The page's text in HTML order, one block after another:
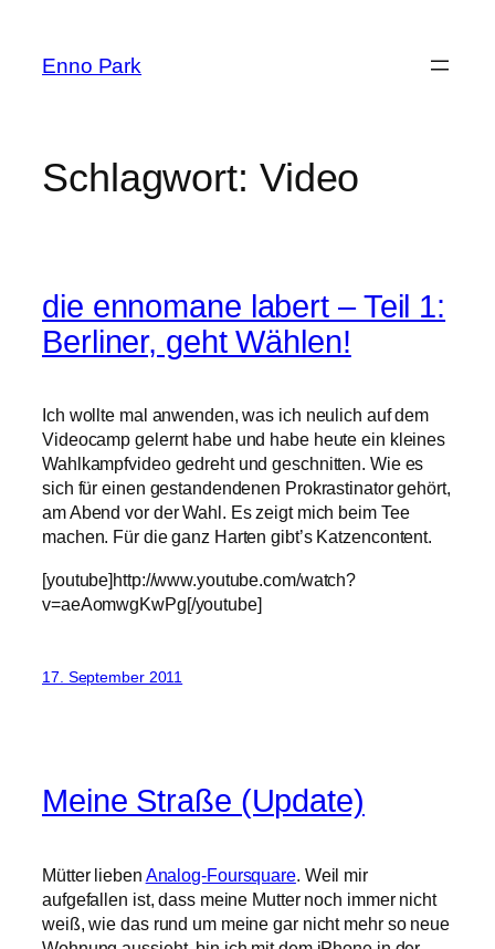
springen
Enno Park
Schlagwort: Video
die ennomane labert – Teil 1:
Berliner, geht Wählen!
Ich wollte mal anwenden, was ich neulich auf dem
Videocamp gelernt habe und habe heute ein kleines
Wahlkampfvideo gedreht und geschnitten. Wie es
sich für einen gestandendenen Prokrastinator gehört,
am Abend vor der Wahl. Es zeigt mich beim Tee
machen. Für die ganz Harten gibt’s Katzencontent.
[youtube]http://www.youtube.com/watch?
v=aeAomwgKwPg[/youtube]
17. September 2011
Meine Straße (Update)
Mütter lieben Analog-Foursquare. Weil mir
aufgefallen ist, dass meine Mutter noch immer nicht
weiß, wie das rund um meine gar nicht mehr so neue